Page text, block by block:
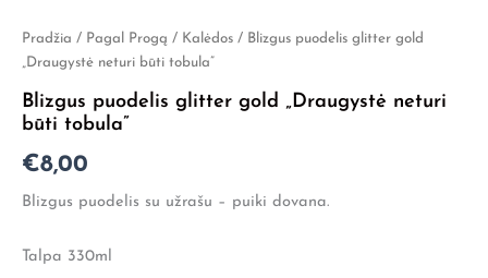
Pradžia / Pagal Progą / Kalėdos / Blizgus puodelis glitter gold
„Draugystė neturi būti tobula”
Blizgus puodelis glitter gold „Draugystė neturi
būti tobula”
€8,00
Blizgus puodelis su užrašu – puiki dovana.
Talpa 330ml
produkto
kiekis:
puodelis
glitter
"Draugystė
neturi
būti